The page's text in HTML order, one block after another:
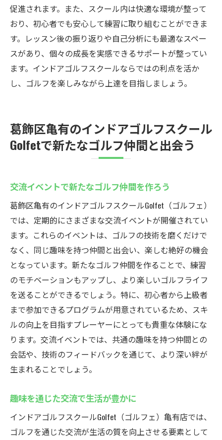
促進されます。また、スクール内は快適な環境が整って
おり、初心者でも安心して練習に取り組むことができま
す。レッスン後の振り返りや自己分析にも最適なスペー
スがあり、個々の成長を実感できるサポートが整ってい
ます。インドアゴルフスクールならではの利点を活か
し、ゴルフを楽しみながら上達を目指しましょう。
葛飾区亀有のインドアゴルフスクール
Golfetで新たなゴルフ仲間と出会う
交流イベントで新たなゴルフ仲間を作ろう
葛飾区亀有のインドアゴルフスクールGolfet（ゴルフェ）
では、定期的にさまざまな交流イベントが開催されてい
ます。これらのイベントは、ゴルフの技術を磨くだけで
なく、同じ趣味を持つ仲間と出会い、楽しむ絶好の機会
となっています。新たなゴルフ仲間を作ることで、練習
のモチベーションもアップし、より楽しいゴルフライフ
を送ることができるでしょう。特に、初心者から上級者
まで参加できるプログラムが用意されているため、スキ
ルの向上を目指すプレーヤーにとっても貴重な体験にな
ります。交流イベントでは、共通の趣味を持つ仲間との
会話や、技術のフィードバックを通じて、より深い絆が
生まれることでしょう。
趣味を通じた交流で生活が豊かに
インドアゴルフスクールGolfet（ゴルフェ）亀有店では、
ゴルフを通じた交流が生活の質を向上させる要素として